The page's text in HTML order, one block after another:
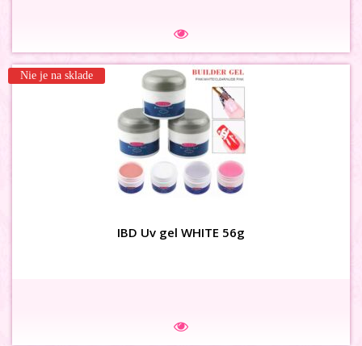
3D MAŠLIČKY siet bielomodré
Nie je na sklade
IBD Uv gel WHITE 56g